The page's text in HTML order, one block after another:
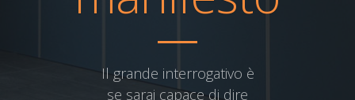
Il grande interrogativo è
se sarai capace di dire